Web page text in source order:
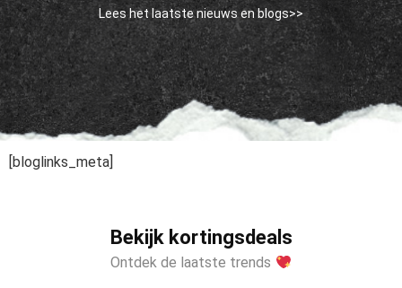
Lees het laatste nieuws en blogs>>
[bloglinks_meta]
Bekijk kortingsdeals
Ontdek de laatste trends